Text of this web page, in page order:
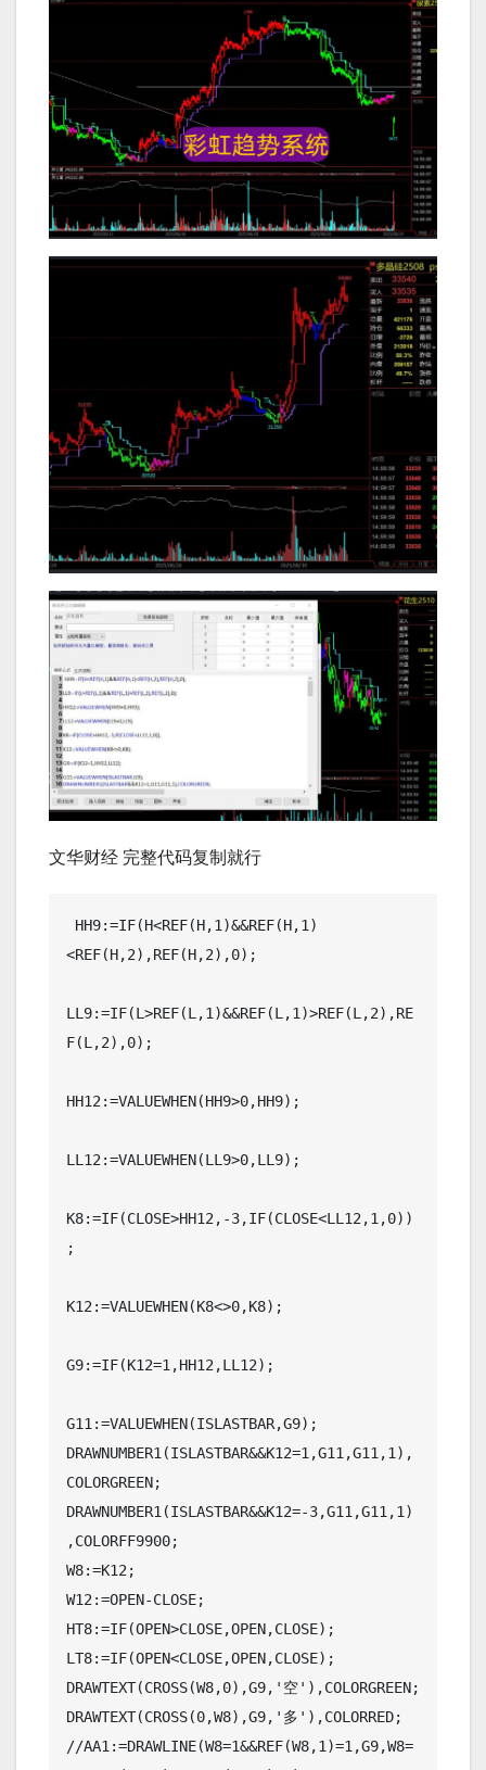
文华财经 完整代码复制就行
<REF(H,2),REF(H,2),0);
LL9:=IF(L>REF(L,1)&&REF(L,1)>REF(L,2),RE
F(L,2),0);
HH12:=VALUEWHEN(HH9>0,HH9);
LL12:=VALUEWHEN(LL9>0,LL9);
K8:=IF(CLOSE>HH12,-3,IF(CLOSE<LL12,1,0))
;
K12:=VALUEWHEN(K8<>0,K8);
G9:=IF(K12=1,HH12,LL12);
G11:=VALUEWHEN(ISLASTBAR,G9);
DRAWNUMBER1(ISLASTBAR&&K12=1,G11,G11,1),
COLORGREEN;
DRAWNUMBER1(ISLASTBAR&&K12=-3,G11,G11,1)
,COLORFF9900;
W8:=K12;
W12:=OPEN-CLOSE;
HT8:=IF(OPEN>CLOSE,OPEN,CLOSE);
LT8:=IF(OPEN<CLOSE,OPEN,CLOSE);
DRAWTEXT(CROSS(W8,0),G9,'空'),COLORGREEN;
DRAWTEXT(CROSS(0,W8),G9,'多'),COLORRED;
//AA1:=DRAWLINE(W8=1&&REF(W8,1)=1,G9,W8=